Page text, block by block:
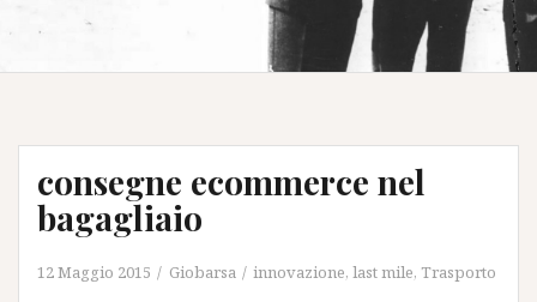
consegne ecommerce nel
bagagliaio
12 Maggio 2015 Giobarsa innovazione, last mile, Trasporto